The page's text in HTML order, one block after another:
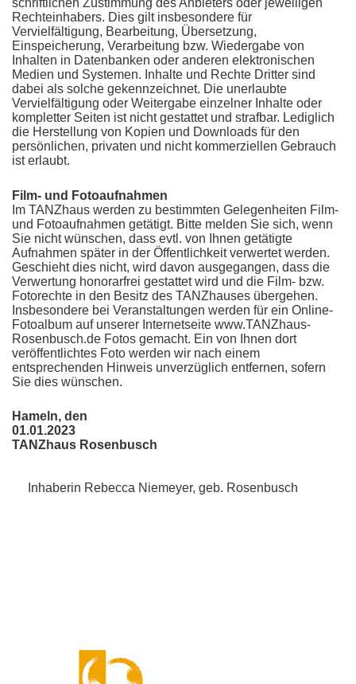
schriftlichen Zustimmung des Anbieters oder jeweiligen
Rechteinhabers. Dies gilt insbesondere für
Vervielfältigung, Bearbeitung, Übersetzung,
Einspeicherung, Verarbeitung bzw. Wiedergabe von
Inhalten in Datenbanken oder anderen elektronischen
Medien und Systemen. Inhalte und Rechte Dritter sind
dabei als solche gekennzeichnet. Die unerlaubte
Vervielfältigung oder Weitergabe einzelner Inhalte oder
kompletter Seiten ist nicht gestattet und strafbar. Lediglich
die Herstellung von Kopien und Downloads für den
persönlichen, privaten und nicht kommerziellen Gebrauch
ist erlaubt.
Film- und Fotoaufnahmen
Im TANZhaus werden zu bestimmten Gelegenheiten Film-
und Fotoaufnahmen getätigt. Bitte melden Sie sich, wenn
Sie nicht wünschen, dass evtl. von Ihnen getätigte
Aufnahmen später in der Öffentlichkeit verwertet werden.
Geschieht dies nicht, wird davon ausgegangen, dass die
Verwertung honorarfrei gestattet wird und die Film- bzw.
Fotorechte in den Besitz des TANZhauses übergehen.
Insbesondere bei Veranstaltungen werden für ein Online-
Fotoalbum auf unserer Internetseite www.TANZhaus-
Rosenbusch.de Fotos gemacht. Ein von Ihnen dort
veröffentlichtes Foto werden wir nach einem
entsprechenden Hinweis unverzüglich entfernen, sofern
Sie dies wünschen.
Hameln, den
01.01.2023
TANZhaus Rosenbusch
Inhaberin Rebecca Niemeyer, geb. Rosenbusch